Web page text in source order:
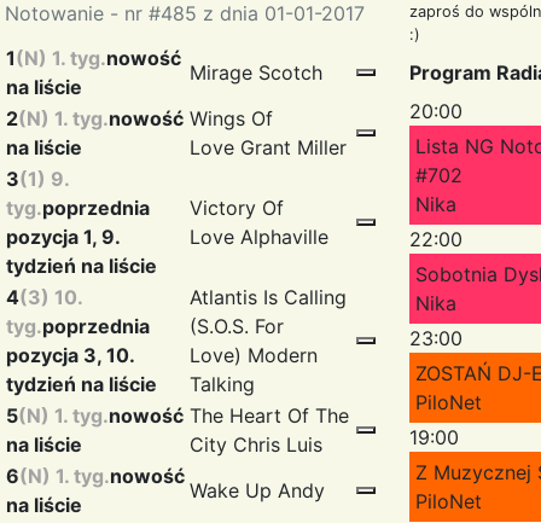
Notowanie - nr #485 z dnia 01-01-2017
1(N) 1. tyg.nowość
na liście
Mirage Scotch
2(N) 1. tyg.nowość
na liście
Wings Of
Love Grant Miller
3(1) 9.
tyg.poprzednia
pozycja 1, 9.
tydzień na liście
Victory Of
Love Alphaville
4(3) 10.
tyg.poprzednia
pozycja 3, 10.
tydzień na liście
Atlantis Is Calling
(S.O.S. For
Love) Modern
Talking
5(N) 1. tyg.nowość
na liście
The Heart Of The
City Chris Luis
6(N) 1. tyg.nowość
na liście
Wake Up Andy
zaproś do
:)
Program
20:00
Lista NG
#702
Nika
22:00
Sobotnia
Nika
23:00
ZOSTAŃ DJ-
PiloNet
19:00
Z Muzycznej
PiloNet